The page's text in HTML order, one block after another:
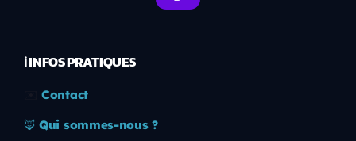
ℹ️ INFOS PRATIQUES
Contact
🦊 Qui sommes-nous ?